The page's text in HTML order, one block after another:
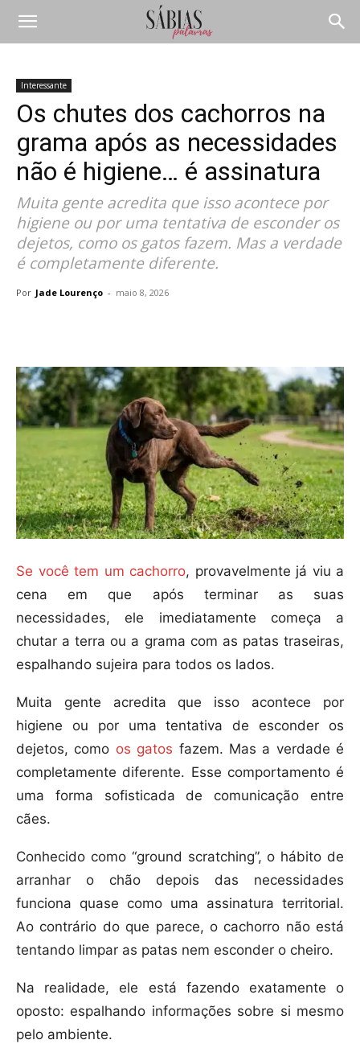
Interessante
Os chutes dos cachorros na
grama após as necessidades
não é higiene… é assinatura
Muita gente acredita que isso acontece por
higiene ou por uma tentativa de esconder os
dejetos, como os gatos fazem. Mas a verdade
é completamente diferente.
Por Jade Lourenço - maio 8, 2026
Se você tem um cachorro, provavelmente já viu a
cena em que após terminar as suas
necessidades, ele imediatamente começa a
chutar a terra ou a grama com as patas traseiras,
espalhando sujeira para todos os lados.
Muita gente acredita que isso acontece por
higiene ou por uma tentativa de esconder os
dejetos, como os gatos fazem. Mas a verdade é
completamente diferente. Esse comportamento é
uma forma sofisticada de comunicação entre
cães.
Conhecido como “ground scratching”, o hábito de
arranhar o chão depois das necessidades
funciona quase como uma assinatura territorial.
Ao contrário do que parece, o cachorro não está
tentando limpar as patas nem esconder o cheiro.
Na realidade, ele está fazendo exatamente o
oposto: espalhando informações sobre si mesmo
pelo ambiente.